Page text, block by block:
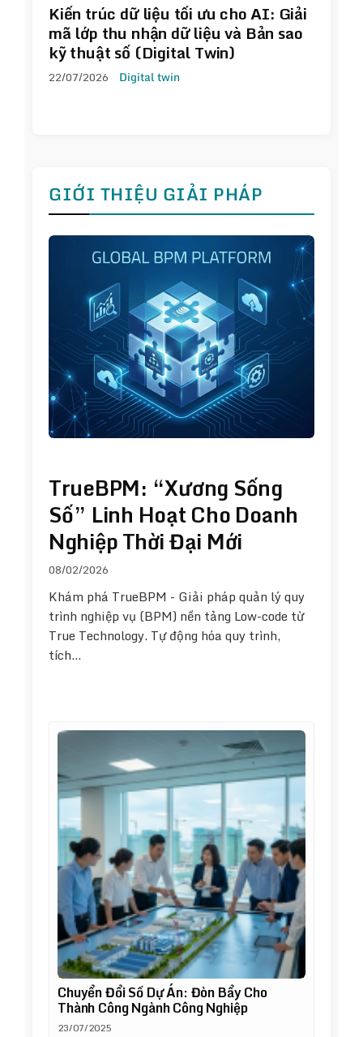
Kiến trúc dữ liệu tối ưu cho AI: Giải
mã lớp thu nhận dữ liệu và Bản sao
kỹ thuật số (Digital Twin)
22/07/2026 Digital twin
GIỚI THIỆU GIẢI PHÁP
TrueBPM: “Xương Sống
Số” Linh Hoạt Cho Doanh
Nghiệp Thời Đại Mới
08/02/2026
Khám phá TrueBPM - Giải pháp quản lý quy
trình nghiệp vụ (BPM) nền tảng Low-code từ
True Technology. Tự động hóa quy trình,
tích…
Chuyển Đổi Số Dự Án: Đòn Bẩy Cho
Thành Công Ngành Công Nghiệp
23/07/2025